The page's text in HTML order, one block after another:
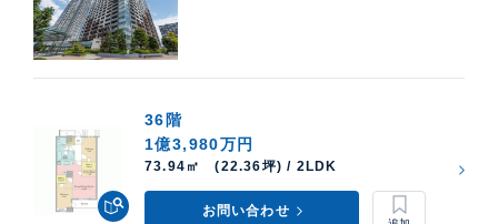
36階
1億3,980万円
73.94㎡ (22.36坪) / 2LDK
お問い合わせ